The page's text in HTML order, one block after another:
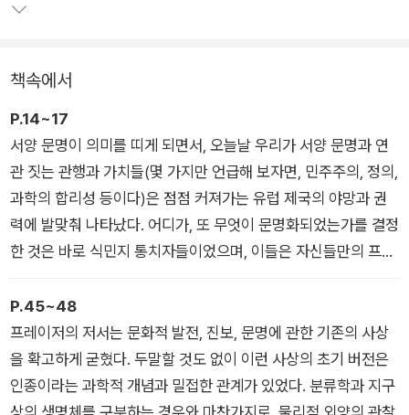
의 도구… 이것이 우리의 보편적 생각으로, 이를 갖추는 것을 문
질문은 여기서 시작된다. 우리 머릿속에 깊이 박힌 ‘과학’, ‘교육’,
‘글’, ‘시간’ 등의 개념은 어디에서 비롯되었는가? 우리가 세운 문
명화의 기준은 어디에서 비롯되었는가? 누가 확립했으며, 결정
적으로 누가 이익을 보고 있는가? 이 책은 현대 문명을 지탱하는
열 가지 핵심 개념의 생성 과정을 탐구하며, 서구 권력이 어떻게
자신들의 틀을 활용해 세계를 문명과 야만으로 나누고, 억압과 착
취의 역사를 펼쳤는지 살펴본다.
책속에서
P.14~17
서양 문명이 의미를 띠게 되면서, 오늘날 우리가 서양 문명과 연
관 짓는 관행과 가치들(몇 가지만 언급해 보자면, 민주주의, 정의,
과학의 합리성 등이다)은 점점 커져가는 유럽 제국의 야망과 권
력에 발맞춰 나타났다. 어디가, 또 무엇이 문명화되었는가를 결정
한 것은 바로 식민지 통치자들이었으며, 이들은 자신들만의 프레
임 속에서 문명을 규정했다. 그들은 자신들이 단순히 더 강력하기
만 한 것이 아니라, 사회적으로나, 문화적으로나, 지적으로나, 나
머지 지역보다 더욱 발전한 곳들이라 주장한다. (…) 서양 문명이
란 여러모로 보건대(앞으로 살펴볼 것처럼, 적어도 열 가지 측면
에서 그렇다) 현실을 누르고 브랜딩이 성공한 사례라는 얘기에
가깝다. ‘서양’의 역사를 들여다보면, 서양 문명은 단순한 결과물
P.45~48
프레이저의 저서는 문화적 발전, 진보, 문명에 관한 기존의 사상
을 확고하게 굳혔다. 두말할 것도 없이 이런 사상의 초기 버전은
인종이라는 과학적 개념과 밀접한 관계가 있었다. 분류학과 지구